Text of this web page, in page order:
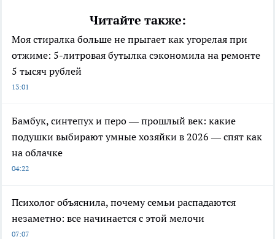
Читайте также:
Моя стиралка больше не прыгает как угорелая при
отжиме: 5-литровая бутылка сэкономила на ремонте
5 тысяч рублей
13:01
Бамбук, синтепух и перо — прошлый век: какие
подушки выбирают умные хозяйки в 2026 — спят как
на облачке
04:22
Психолог объяснила, почему семьи распадаются
незаметно: все начинается с этой мелочи
07:07